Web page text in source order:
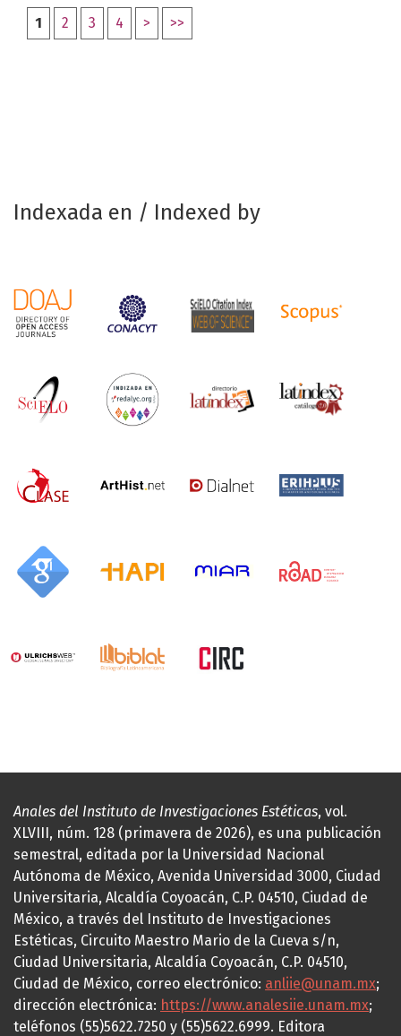
1 2 3 4 > >>
Indexada en / Indexed by
Anales del Instituto de Investigaciones Estéticas, vol.
XLVIII, núm. 128 (primavera de 2026), es una publicación
semestral, editada por la Universidad Nacional
Autónoma de México, Avenida Universidad 3000, Ciudad
Universitaria, Alcaldía Coyoacán, C.P. 04510, Ciudad de
México, a través del Instituto de Investigaciones
Estéticas, Circuito Maestro Mario de la Cueva s/n,
Ciudad Universitaria, Alcaldía Coyoacán, C.P. 04510,
Ciudad de México, correo electrónico: anliie@unam.mx;
dirección electrónica: https://www.analesiie.unam.mx;
teléfonos (55)5622.7250 y (55)5622.6999. Editora